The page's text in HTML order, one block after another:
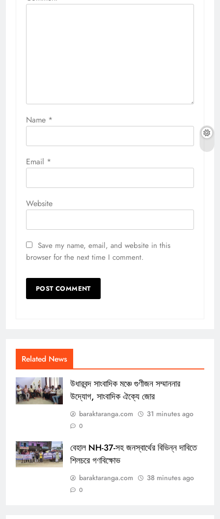
Name *
Email *
Website
Save my name, email, and website in this
browser for the next time I comment.
Related News
উধারবন্দ সাংবাদিক মঞ্চে গুণীজন সম্মাননার
উদ্যোগ, সাংবাদিক ঐক্যে জোর
baraktaranga.com 31 minutes ago
0
বেহাল NH-37-সহ জনস্বার্থের বিভিন্ন দাবিতে
শিলচরে গণবিক্ষোভ
baraktaranga.com 38 minutes ago
0